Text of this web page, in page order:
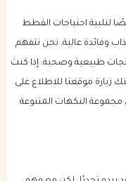
احتياجات القطط
وفائدة عالية. نحن نتفهم
طبيعية وصحية. إذا كنت
زيارة موقعنا للاطلاع على
النكهات المتنوعة